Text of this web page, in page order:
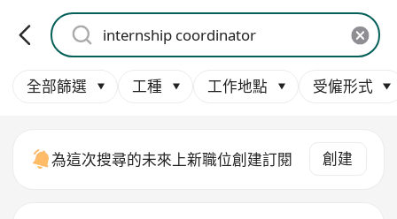
全部篩選 工種 工作地點 受僱形式
為這次搜尋的未來上新職位創建訂閱 創建